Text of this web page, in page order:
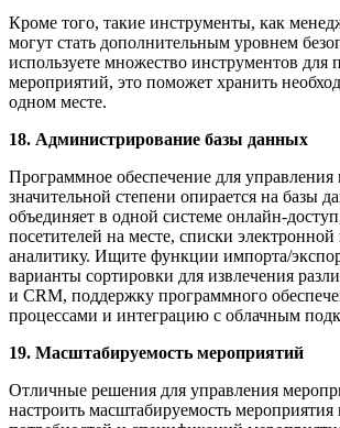
Кроме того, такие инструменты, как
могут стать дополнительным уровнем
используете множество инструментов для
мероприятий, это поможет хранить
одном месте.
18. Администрирование базы данных
Программное обеспечение для
значительной степени опирается на базы
объединяет в одной системе онлайн-
посетителей на месте, списки
аналитику. Ищите функции импорта/
варианты сортировки для извлечения
и CRM, поддержку программного
процессами и интеграцию с облачным
19. Масштабируемость мероприятий
Отличные решения для управления
настроить масштабируемость мероприятия